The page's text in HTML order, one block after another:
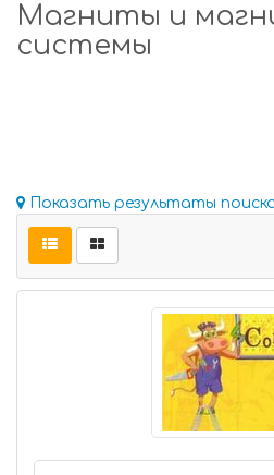
Магниты и
системы
Показать результаты